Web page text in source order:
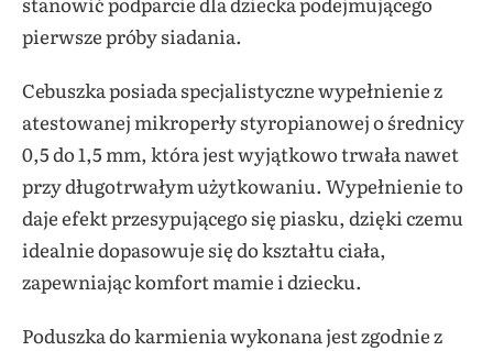
pierwsze próby siadania.
Cebuszka posiada specjalistyczne wypełnienie z
atestowanej mikroperły styropianowej o średnicy
0,5 do 1,5 mm, która jest wyjątkowo trwała nawet
przy długotrwałym użytkowaniu. Wypełnienie to
daje efekt przesypującego się piasku, dzięki czemu
idealnie dopasowuje się do kształtu ciała,
zapewniając komfort mamie i dziecku.
Poduszka do karmienia wykonana jest zgodnie z